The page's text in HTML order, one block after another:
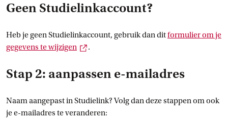
Geen Studielinkaccount?
Heb je geen Studielinkaccount, gebruik dan ditformulier om je
gegevens te wijzigen Externe link
.
Stap 2: aanpassen e-mailadres
Naam aangepast in Studielink? Volg dan deze stappen om ook
je e-mailadres te veranderen: